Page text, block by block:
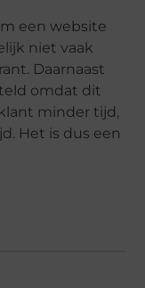
een website
niet vaak
Daarnaast
omdat dit
minder tijd,
Het is dus een